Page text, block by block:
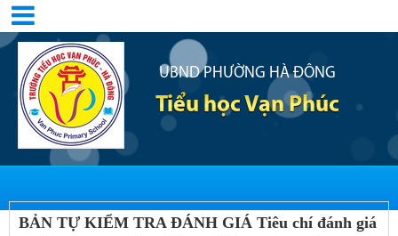
UBND PHƯỜNG HÀ ĐÔNG
Tiểu học Vạn Phúc
BẢN TỰ KIỂM TRA ĐÁNH GIÁ Tiêu chí đánh giá